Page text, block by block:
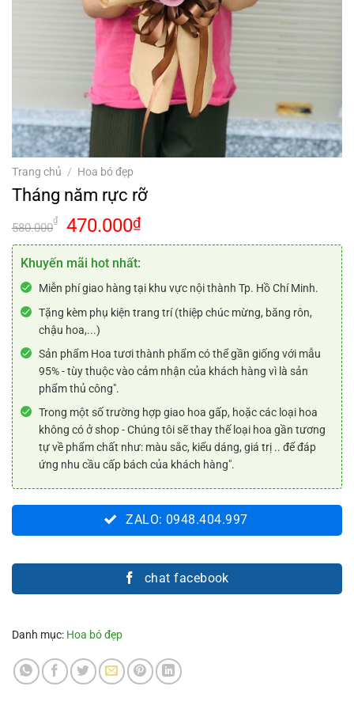
Trang chủ / Hoa bó đẹp
Tháng năm rực rỡ
580.000
₫
Giá
gốc
là:
580.000₫.
470.000₫Giá
hiện
tại
là:
470.000₫.
Khuyến mãi hot nhất:
Miễn phí giao hàng tại khu vực nội thành Tp. Hồ Chí Minh.
Tặng kèm phụ kiện trang trí (thiệp chúc mừng, băng rôn,
chậu hoa,...)
Sản phẩm Hoa tươi thành phẩm có thể gần giống với mẫu
95% - tùy thuộc vào cảm nhận của khách hàng vì là sản
phẩm thủ công".
Trong một số trường hợp giao hoa gấp, hoặc các loại hoa
không có ở shop - Chúng tôi sẽ thay thế loại hoa gần tương
tự về phẩm chất như: màu sắc, kiểu dáng, giá trị .. để đáp
ứng nhu cầu cấp bách của khách hàng".
ZALO: 0948.404.997
chat facebook
Danh mục: Hoa bó đẹp